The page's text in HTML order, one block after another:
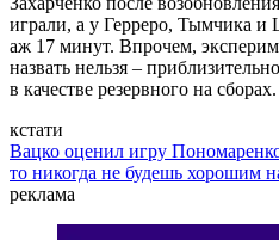
играли, а у Герреро, Тымчика и
аж 17 минут. Впрочем,
назвать нельзя –
в качестве резервного на сборах.
кстати
Вацко оценил игру
то никогда не будешь хорошим
реклама